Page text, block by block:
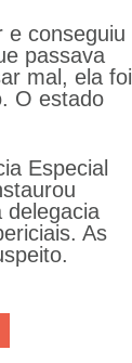
e conseguiu
passava
mal, ela foi
O estado
Especial
delegacia
As